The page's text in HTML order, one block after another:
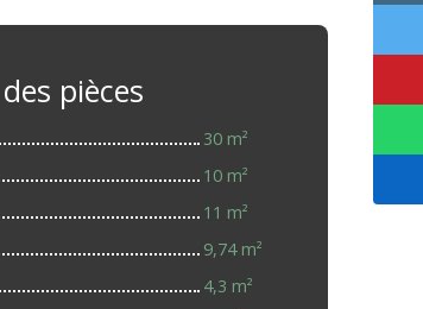
des pièces
30 m²
10 m²
11 m²
9,74 m²
4,3 m²